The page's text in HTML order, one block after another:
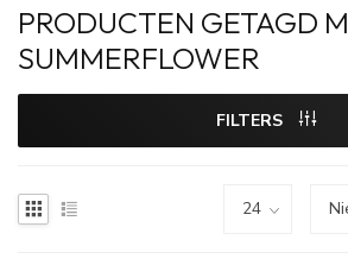
PRODUCTEN GETAGD
SUMMERFLOWER
FILTERS